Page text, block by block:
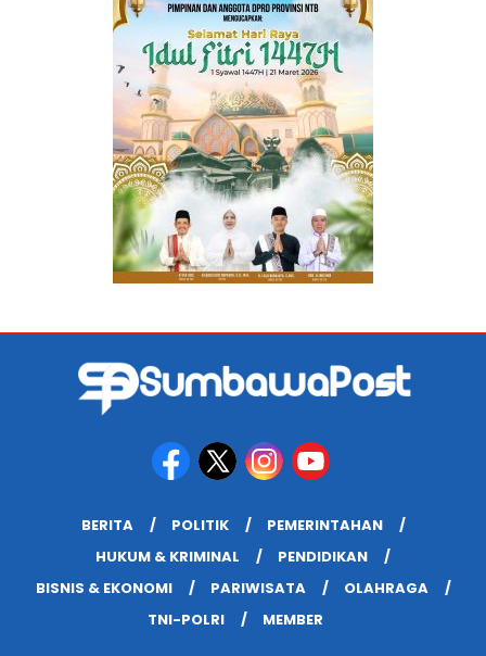
BERITA POLITIK
PEMERINTAHAN
HUKUM & KRIMINAL
PENDIDIKAN
BISNIS & EKONOMI
PARIWISATA
OLAHRAGA
TNI-POLRI
MEMBER